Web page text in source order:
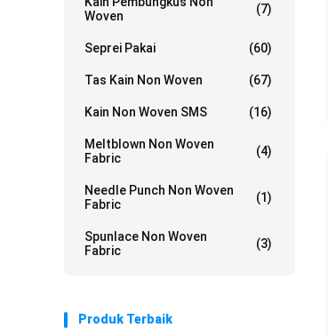
Woven
(7)
Seprei Pakai (60)
Tas Kain Non Woven (67)
Kain Non Woven SMS (16)
Meltblown Non Woven
Fabric
(4)
Needle Punch Non Woven
Fabric
(1)
Spunlace Non Woven
Fabric
(3)
Produk Terbaik